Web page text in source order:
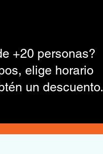
+20 personas?
elige horario
un descuento.